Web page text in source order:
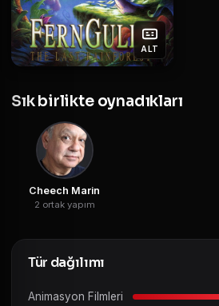
ALT
Sık birlikte oynadıkları
Cheech Marin
2 ortak yapım
Tür dağılımı
Animasyon Filmleri